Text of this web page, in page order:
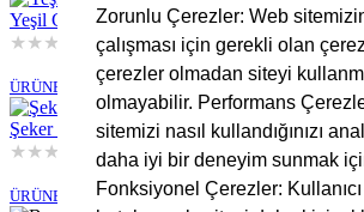
Zorunlu Çerezler: Web
çalışması için gerekli olan
çerezler olmadan siteyi
olmayabilir. Performans
sitemizi nasıl kullandığınızı
daha iyi bir deneyim sunmak
Fonksiyonel Çerezler:
Yeşil Cizgili Müslin Kumaş
★★★
Stokta Yok
ÜRÜNE GİT
Şeker Pembe Çizgili Müslin Kumaş
★★★
Stokta Yok
ÜRÜNE GİT